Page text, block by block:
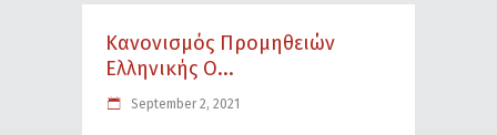
Κανονισμός Προμηθειών
Ελληνικής Ο...
September 2, 2021